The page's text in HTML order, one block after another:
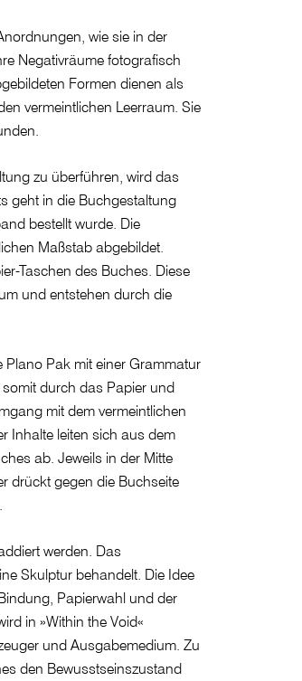
wie sie in der
Negativräume fotografisch
Formen dienen als
vermeintlichen Leerraum. Sie
zu überführen, wird das
geht in die Buchgestaltung
bestellt wurde. Die
Maßstab abgebildet.
Taschen des Buches. Diese
und entstehen durch die
Pak mit einer Grammatur
durch das Papier und
mit dem vermeintlichen
Inhalte leiten sich aus dem
ab. Jeweils in der Mitte
drückt gegen die Buchseite
werden. Das
Skulptur behandelt. Die Idee
Papierwahl und der
in »Within the Void«
und Ausgabemedium. Zu
den Bewusstseinszustand